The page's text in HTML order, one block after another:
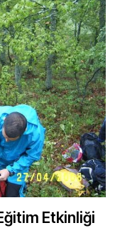
Etkinliği